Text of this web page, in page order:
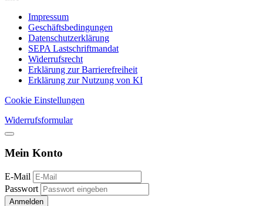
Impressum
Geschäftsbedingungen
Datenschutzerklärung
SEPA Lastschriftmandat
Widerrufsrecht
Erklärung zur Barrierefreiheit
Erklärung zur Nutzung von KI
Cookie Einstellungen
Widerrufsformular
Mein Konto
E-Mail
Passwort
Anmelden